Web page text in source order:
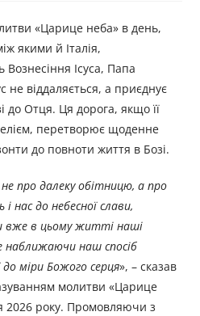
«Царице неба» в день,
якими й Італія,
Вознесіння Ісуса, Папа
не віддаляється, а приєднує
до Отця. Ця дорога, якщо її
перетворює щоденне
до повноти життя в Бозі.
про далеку обітницю, а про
нас до небесної слави,
вже в цьому житті наші
наближаючи наш спосіб
міри Божого серця», – сказав
молитви «Царице
2026 року. Промовляючи з